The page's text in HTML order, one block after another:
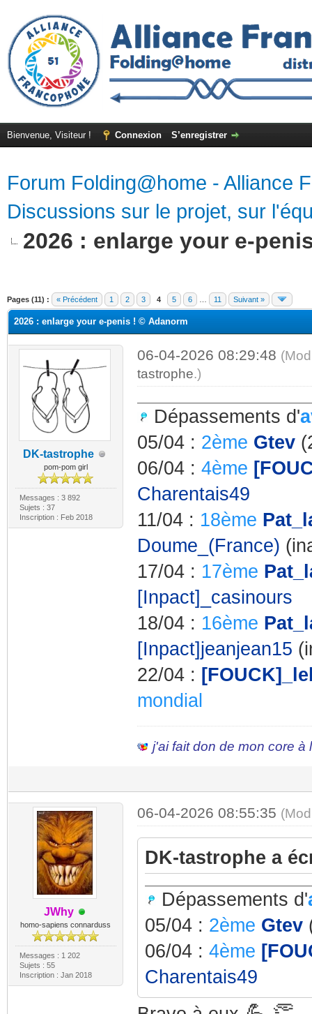
Bienvenue, Visiteur ! Connexion S’enregistrer
Forum Folding@home - Alliance
Discussions sur le projet, sur
2026 : enlarge your e-
Pages (11) : « Précédent 1 2 3 4 5 6 11 Suivant »
2026 : enlarge your e-penis ! © Adanorm
DK-tastrophe
pom-pom girl
Messages : 3 892
Sujets : 37
Inscription : Feb 2018
06-04-2026 08:29:48
tastrophe.)
Dépassements d'
05/04 : 2ème Gtev
06/04 : 4ème
Charentais49
11/04 : 18ème
Doume_(France)
17/04 : 17ème
[Inpact]_casinours
18/04 : 16ème
[Inpact]jeanjean15
22/04 :
mondial
j'ai fait don de mon core à
JWhy
homo-sapiens connarduss
Messages : 1 202
Sujets : 55
Inscription : Jan 2018
06-04-2026 08:55:35
DK-tastrophe a
Dépassements d'
05/04 : 2ème Gtev
06/04 : 4ème
Charentais49